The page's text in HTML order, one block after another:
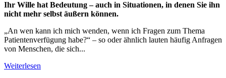
Ihr Wille hat Bedeutung – auch in Situationen, in denen Sie ihn
nicht mehr selbst äußern können.
„An wen kann ich mich wenden, wenn ich Fragen zum Thema
Patientenverfügung habe?“ – so oder ähnlich lauten häufig Anfragen
von Menschen, die sich...
Weiterlesen